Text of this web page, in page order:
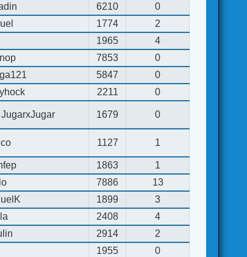
6210
0
1774
2
1965
4
7853
0
5847
0
2211
0
JugarxJugar 1679 0
1127 1
1863
1
7886
13
1899
3
2408
4
2914
2
1955 0